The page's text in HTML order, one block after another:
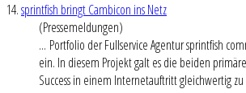
14.sprintfish bringt Cambicon ins Netz
(Pressemeldungen)
... Portfolio der Fullservice Agentur sprintfish
ein. In diesem Projekt galt es die beiden
Success in einem Internetauftritt gleichwertig zu